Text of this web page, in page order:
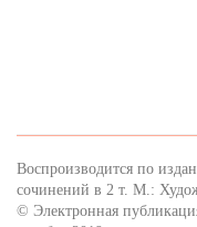
Воспроизводится по
сочинений в 2 т. М.:
© Электронная